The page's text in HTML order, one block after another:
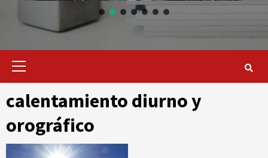
Primary
calentamiento diurno y
orográfico